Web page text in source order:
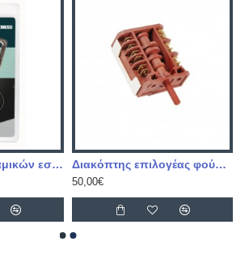
Ξύστρα υαλοκεραμικών εστιών Διακόπτης επιλογέας φούρνου
50,00€